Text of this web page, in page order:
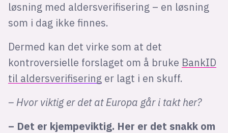
løsning med aldersverifisering – en løsning
som i dag ikke finnes.
Dermed kan det virke som at det
kontroversielle forslaget om å bruke BankID
til aldersverifisering er lagt i en skuff.
– Hvor viktig er det at Europa går i takt her?
– Det er kjempeviktig. Her er det snakk om